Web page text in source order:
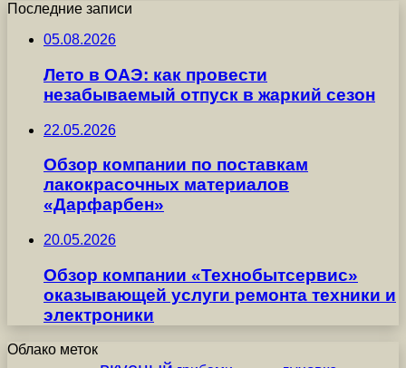
Последние записи
05.08.2026
Лето в ОАЭ: как провести
незабываемый отпуск в жаркий сезон
22.05.2026
Обзор компании по поставкам
лакокрасочных материалов
«Дарфарбен»
20.05.2026
Обзор компании «Технобытсервис»
оказывающей услуги ремонта техники и
электроники
Облако меток